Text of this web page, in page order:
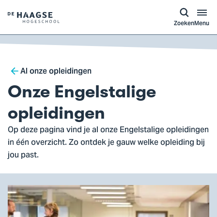
Logo
van
De
Hogeschool,
ga
naar
de
homepagina
ZoekenMenu
Breadcrumb
Al onze opleidingen
Onze Engelstalige
opleidingen
Op deze pagina vind je al onze Engelstalige opleidingen
in één overzicht. Zo ontdek je gauw welke opleiding bij
jou past.